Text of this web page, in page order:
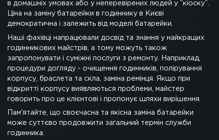
в домашніх умовах або у неперевірених людей у ”кіоску”.
Ціна на заміну батарейки в годиннику в Києві
демократична і залежить від моделі батарейки.
Наші фахівці напрацювали досвід та знання у найкращих
годинникових майстрів, а тому можуть також
запропонувати і суміжні послуги з ремонту. Наприклад,
процедури догляду - очищення годинників, полірування
корпусу, браслета та скла, заміна ремінця. Якщо при
відкритті корпусу виявляються проблеми, майстер
говорить про це клієнтові і пропонує шляхи вирішення.
Пам'ятайте, що своєчасна та якісна заміна батарейки
може суттєво продовжити загальний термін служби
годинника.